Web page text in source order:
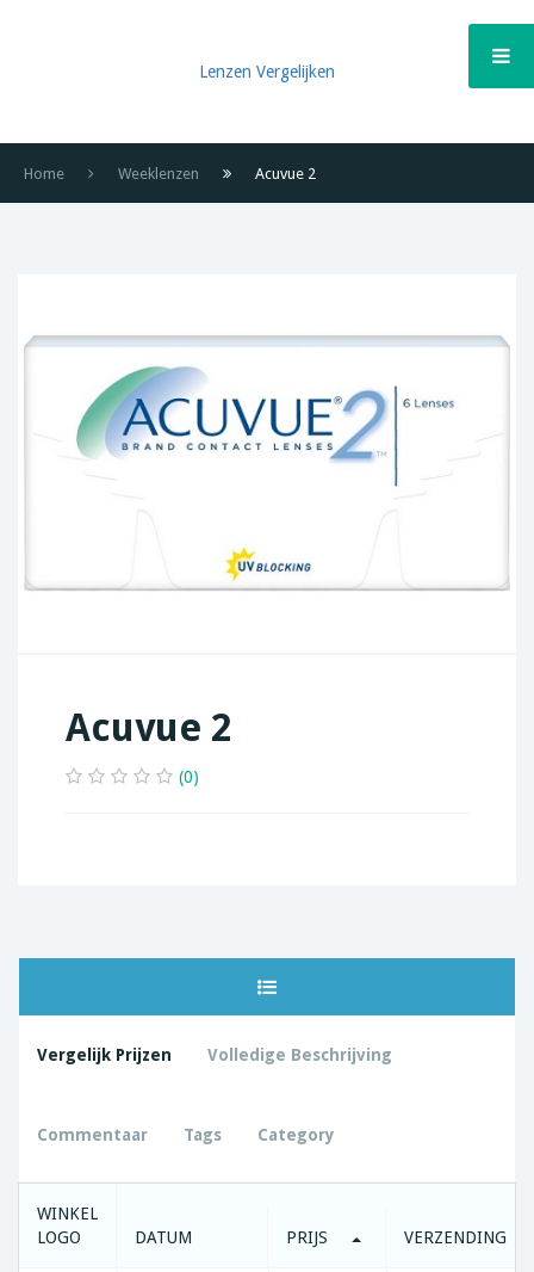
Lenzen Vergelijken
Home Weeklenzen Acuvue 2
Acuvue 2
(0)
Vergelijk Prijzen Volledige Beschrijving
Commentaar Tags Category
WINKEL
LOGO
DATUM PRIJS VERZENDING